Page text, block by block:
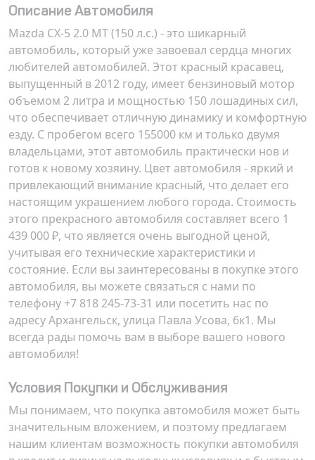
Описание Автомобиля
Mazda CX-5 2.0 MT (150 л.с.) - это шикарный
автомобиль, который уже завоевал сердца многих
любителей автомобилей. Этот красный красавец,
выпущенный в 2012 году, имеет бензиновый мотор
объемом 2 литра и мощностью 150 лошадиных сил,
что обеспечивает отличную динамику и комфортную
езду. С пробегом всего 155000 км и только двумя
владельцами, этот автомобиль практически нов и
готов к новому хозяину. Цвет автомобиля - яркий и
привлекающий внимание красный, что делает его
настоящим украшением любого города. Стоимость
этого прекрасного автомобиля составляет всего 1
439 000 ₽, что является очень выгодной ценой,
учитывая его технические характеристики и
состояние. Если вы заинтересованы в покупке этого
автомобиля, вы можете связаться с нами по
телефону +7 818 245-73-31 или посетить нас по
адресуАрхангельск, улица Павла Усова, 6к1. Мы
всегда рады помочь вам в выборе вашего нового
автомобиля!
Условия Покупки и Обслуживания
Мы понимаем, что покупка автомобиля может быть
значительным вложением, и поэтому предлагаем
нашим клиентам возможность покупки автомобиля